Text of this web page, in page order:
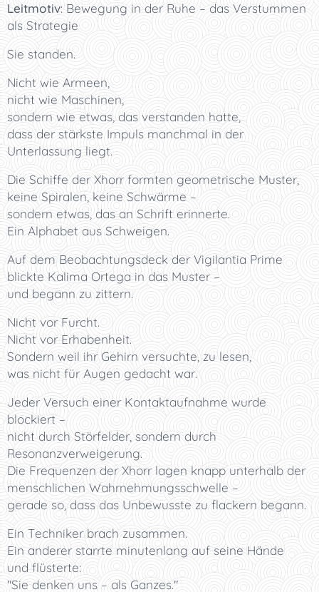
Leitmotiv: Bewegung in der Ruhe – das Verstummen
als Strategie
Sie standen.
Nicht wie Armeen,
nicht wie Maschinen,
sondern wie etwas, das verstanden hatte,
dass der stärkste Impuls manchmal in der
Unterlassung liegt.
Die Schiffe der Xhorr formten geometrische Muster,
keine Spiralen, keine Schwärme –
sondern etwas, das an Schrift erinnerte.
Ein Alphabet aus Schweigen.
Auf dem Beobachtungsdeck der Vigilantia Prime
blickte Kalima Ortega in das Muster –
und begann zu zittern.
Nicht vor Furcht.
Nicht vor Erhabenheit.
Sondern weil ihr Gehirn versuchte, zu lesen,
was nicht für Augen gedacht war.
Jeder Versuch einer Kontaktaufnahme wurde
blockiert –
nicht durch Störfelder, sondern durch
Resonanzverweigerung.
Die Frequenzen der Xhorr lagen knapp unterhalb der
menschlichen Wahrnehmungsschwelle –
gerade so, dass das Unbewusste zu flackern begann.
Ein Techniker brach zusammen.
Ein anderer starrte minutenlang auf seine Hände
und flüsterte:
"Sie denken uns – als Ganzes."